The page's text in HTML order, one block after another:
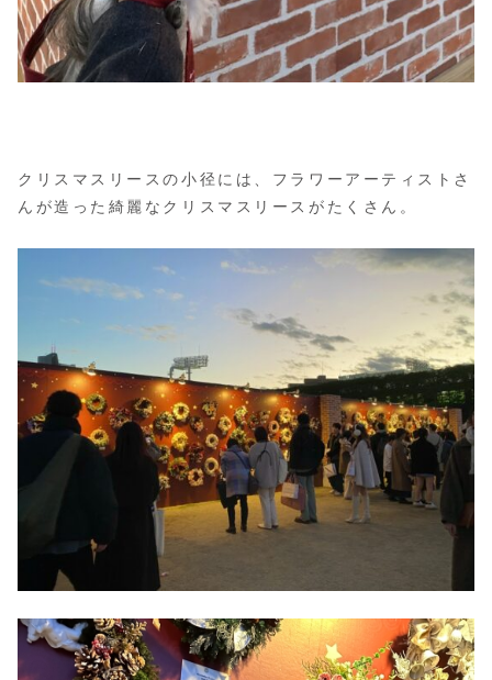
クリスマスリースの小径には、フラワーアーティストさ
んが造った綺麗なクリスマスリースがたくさん。